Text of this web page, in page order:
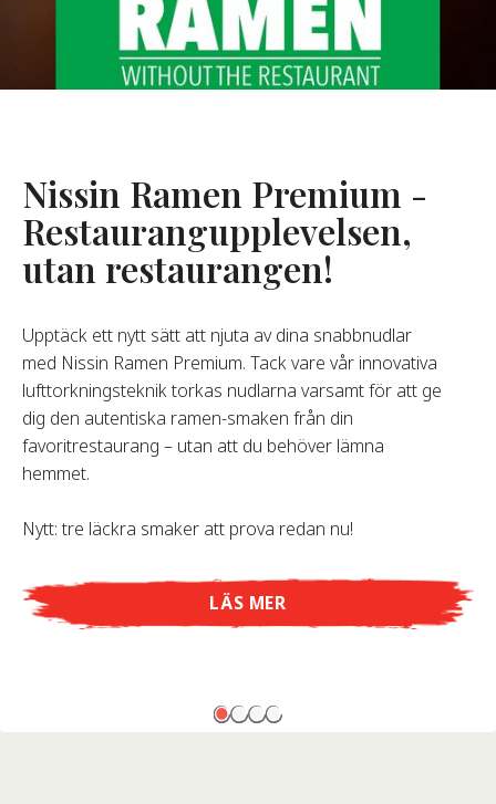
Vanliga
Nissin Ramen Premium -
Restaurangupplevelsen,
utan restaurangen!
Upptäck ett nytt sätt att njuta av dina snabbnudlar
med Nissin Ramen Premium. Tack vare vår innovativa
lufttorkningsteknik torkas nudlarna varsamt för att ge
dig den autentiska ramen-smaken från din
favoritrestaurang – utan att du behöver lämna
hemmet.
Nytt: tre läckra smaker att prova redan nu!
LÄS MER